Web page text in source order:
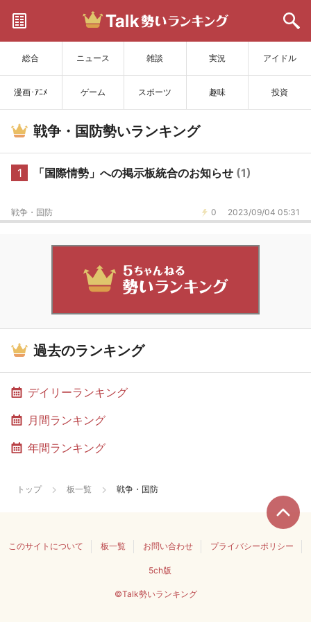
総合 ニュース 雑談 実況 アイドル
漫画･ｱﾆﾒ ゲーム スポーツ 趣味 投資
サイトを更新
戦争・国防勢いランキング
1 「国際情勢」への掲示板統合のお知らせ (1)
0 2023/09/04 05:31
戦争・国防
過去のランキング
デイリーランキング
月間ランキング
年間ランキング
トップ 板一覧 戦争・国防
このサイトについて 板一覧 お問い合わせ プライバシーポリシー
5ch版
©Talk勢いランキング